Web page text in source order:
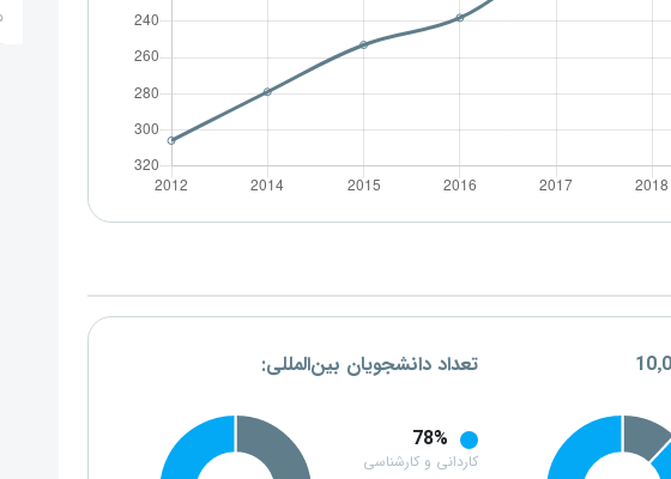
تعداد دانشجویان بین‌المللی:
78%
کاردانی و کارشناسی